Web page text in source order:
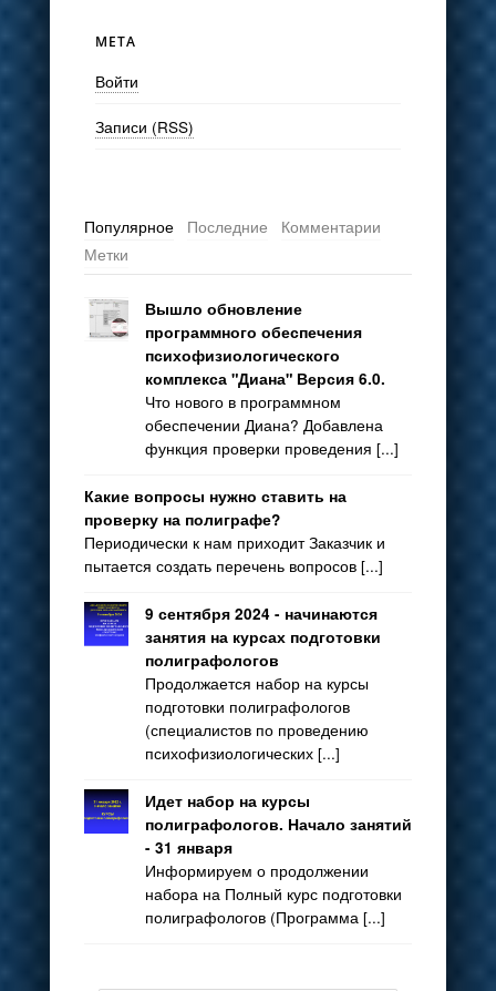
МЕТА
Войти
Записи (RSS)
Популярное Последние
Комментарии
Метки
Вышло обновление
программного обеспечения
психофизиологического
комплекса "Диана" Версия 6.0.
Что нового в программном
обеспечении Диана? Добавлена
функция проверки проведения [...]
Какие вопросы нужно ставить на
проверку на полиграфе?
Периодически к нам приходит Заказчик и
пытается создать перечень вопросов [...]
9 сентября 2024 - начинаются
занятия на курсах подготовки
полиграфологов
Продолжается набор на курсы
подготовки полиграфологов
(специалистов по проведению
психофизиологических [...]
Идет набор на курсы
полиграфологов. Начало занятий
- 31 января
Информируем о продолжении
набора на Полный курс подготовки
полиграфологов (Программа [...]